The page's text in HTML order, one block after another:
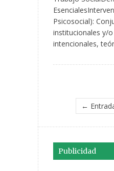
Psicosocial):
institucionales y/
intencionales,
←
Publicidad